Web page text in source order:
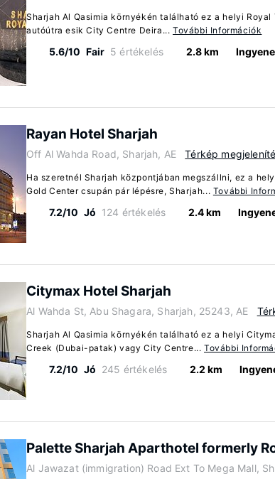
Sharjah Al Qasimia környékén található ez a helyi
autóútra esik City Centre Deira...További Információk
5.6/10 Fair 5 értékelés 2.8 km
Rayan Hotel Sharjah
Off Al Wahda Road, Sharjah, AE Térkép
Ha szeretnél Sharjah központjában megszállni, ez a
Gold Center csupán pár lépésre, Sharjah... További
7.2/10 Jó 124 értékelés 2.4 km
Citymax Hotel Sharjah
Al Wahda St, Abu Shagara, Sharjah, 25243, AE
Sharjah Al Qasimia környékén található ez a helyi
Creek (Dubai-patak) vagy City Centre...További
7.2/10 Jó 245 értékelés 2.2 km
Palette Sharjah Aparthotel formerly
Al Jawazat (immigration) Road Ext To Mega Mall,